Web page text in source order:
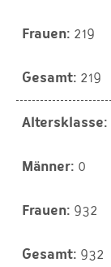
219
219
0
932
932